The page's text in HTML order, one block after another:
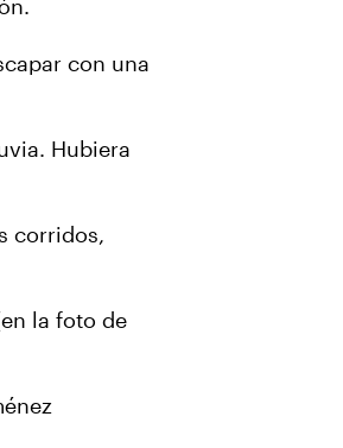
con una
Hubiera
corridos,
la foto de